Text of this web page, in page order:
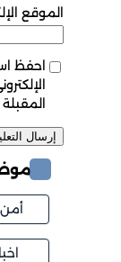
الموقع
احفظ